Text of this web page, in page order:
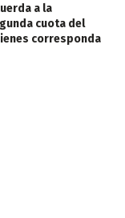
a la
cuota del
corresponda